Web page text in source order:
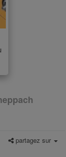
partagez sur